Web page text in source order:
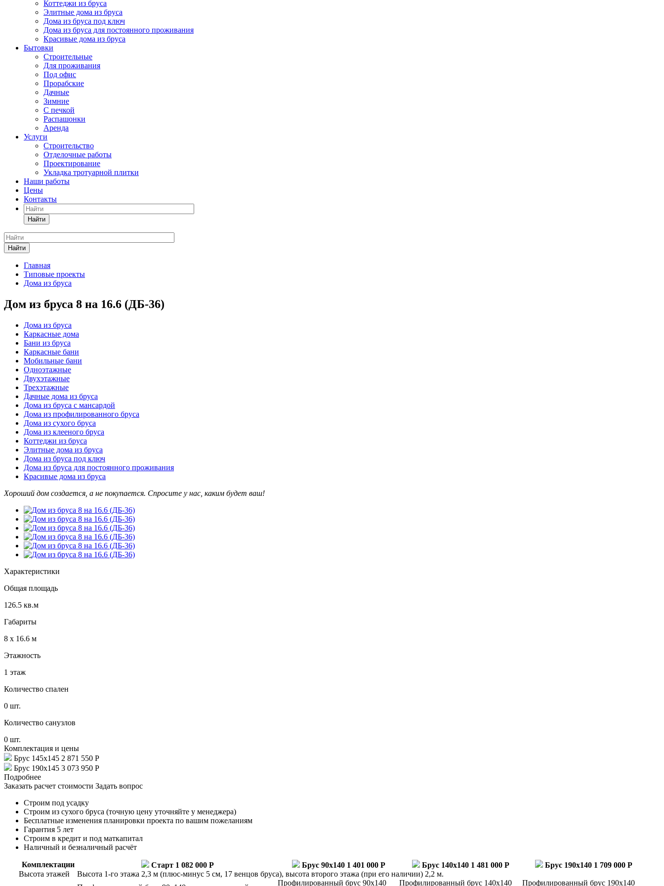
Коттеджи из бруса
Элитные дома из бруса
Дома из бруса под ключ
Дома из бруса для постоянного проживания
Красивые дома из бруса
Бытовки
Строительные
Для проживания
Под офис
Прорабские
Дачные
Зимние
С печкой
Распашонки
Аренда
Услуги
Строительство
Отделочные работы
Проектирование
Укладка тротуарной плитки
Наши работы
Цены
Контакты
Найти
Найти
Главная
Типовые проекты
Дома из бруса
Дом из бруса 8 на 16.6 (ДБ-36)
Дома из бруса
Каркасные дома
Бани из бруса
Каркасные бани
Мобильные бани
Одноэтажные
Двухэтажные
Трехэтажные
Дачные дома из бруса
Дома из бруса с мансардой
Дома из профилированного бруса
Дома из сухого бруса
Дома из клееного бруса
Коттеджи из бруса
Элитные дома из бруса
Дома из бруса под ключ
Дома из бруса для постоянного проживания
Красивые дома из бруса
Хороший дом создается, а не покупается. Спросите у нас, каким будет ваш!
Характеристики
Общая площадь
126.5 кв.м
Габариты
8 х 16.6​ м
Этажность
1 этаж
Количество спален
0 шт.
Количество санузлов
0 шт.
Комплектация и цены
Брус 145х145 2 871 550 Р
Брус 190х145 3 073 950 Р
Подробнее
Заказать расчет стоимости Задать вопрос
Строим под усадку
Строим из сухого бруса (точную цену уточняйте у менеджера)
Бесплатные изменения планировки проекта по вашим пожеланиям
Гарантия 5 лет
Строим в кредит и под маткапитал
Наличный и безналичный расчёт
Комплектации Старт 1 082 000 Р Брус 90x140 1 401 000 Р Брус 140x140 1 481 000 Р Брус 190x140 1 709 000 Р
Высота этажей
Высота 1-го этажа 2,3 м (плюс-минус 5 см, 17 венцов бруса), высота второго этажа (при его наличии) 2,2 м.
Профилированный брус 90х140 Профилированный брус 140х140 Профилированный брус 190х140